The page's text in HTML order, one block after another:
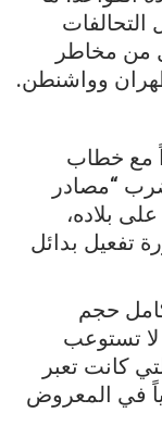
التحالفات
من مخاطر
وواشنطن.
الى 120 دولاراً مع خطاب
“مصادر
بلاده،
تفعيل بدائل
كامل حجم
لا تستوعب
التي كانت تعبر
في المعروض